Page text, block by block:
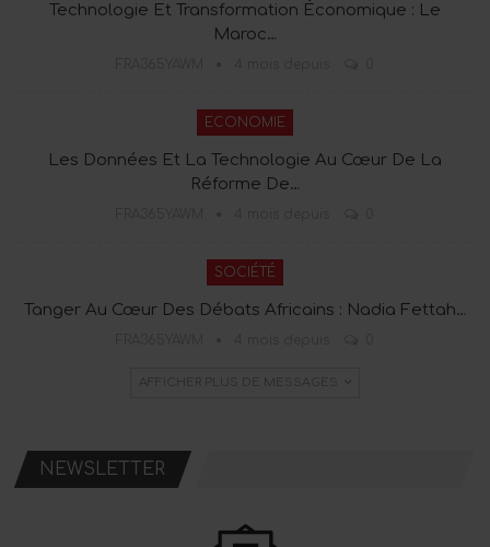
Technologie Et Transformation Économique : Le
Maroc…
ECONOMIE
Les Données Et La Technologie Au Cœur De La
Réforme De…
SOCIÉTÉ
Tanger Au Cœur Des Débats Africains : Nadia Fettah…
AFFICHER PLUS DE MESSAGES
NEWSLETTER